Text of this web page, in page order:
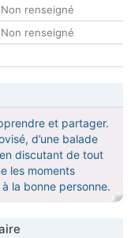
Non renseigné
Non renseigné
et partager.
d’une balade
discutant de tout
les moments
la bonne personne.